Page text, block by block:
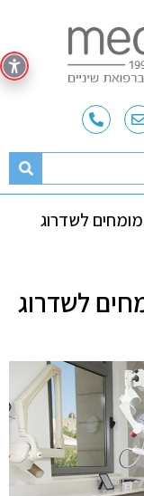
לשדרוג
לשדרוג